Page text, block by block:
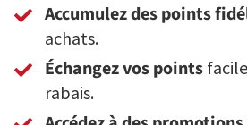
Accumulez des points
achats.
Échangez vos points
rabais.